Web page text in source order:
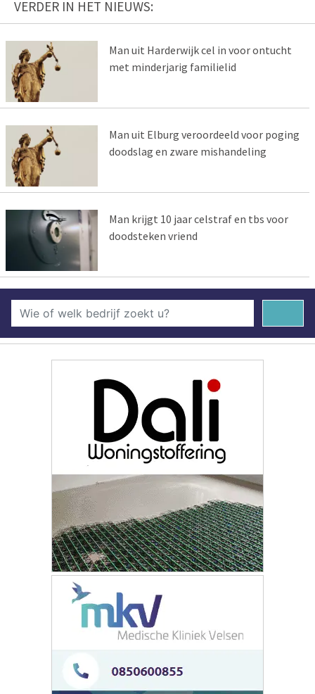
VERDER IN HET NIEUWS:
Man uit Harderwijk cel in voor ontucht
met minderjarig familielid
Man uit Elburg veroordeeld voor poging
doodslag en zware mishandeling
Man krijgt 10 jaar celstraf en tbs voor
doodsteken vriend